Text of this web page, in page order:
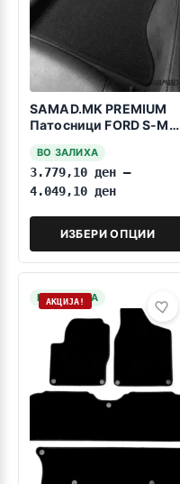
SAMAD.MK PREMIUM
Патосници FORD S-Max
ВО ЗАЛИХА
3.779,10 ден –
4.049,10 ден
ИЗБЕРИ ОПЦИИ
НА ЗАЛИХА
АКЦИЈА!